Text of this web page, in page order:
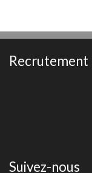
Recrutement
Suivez-nous